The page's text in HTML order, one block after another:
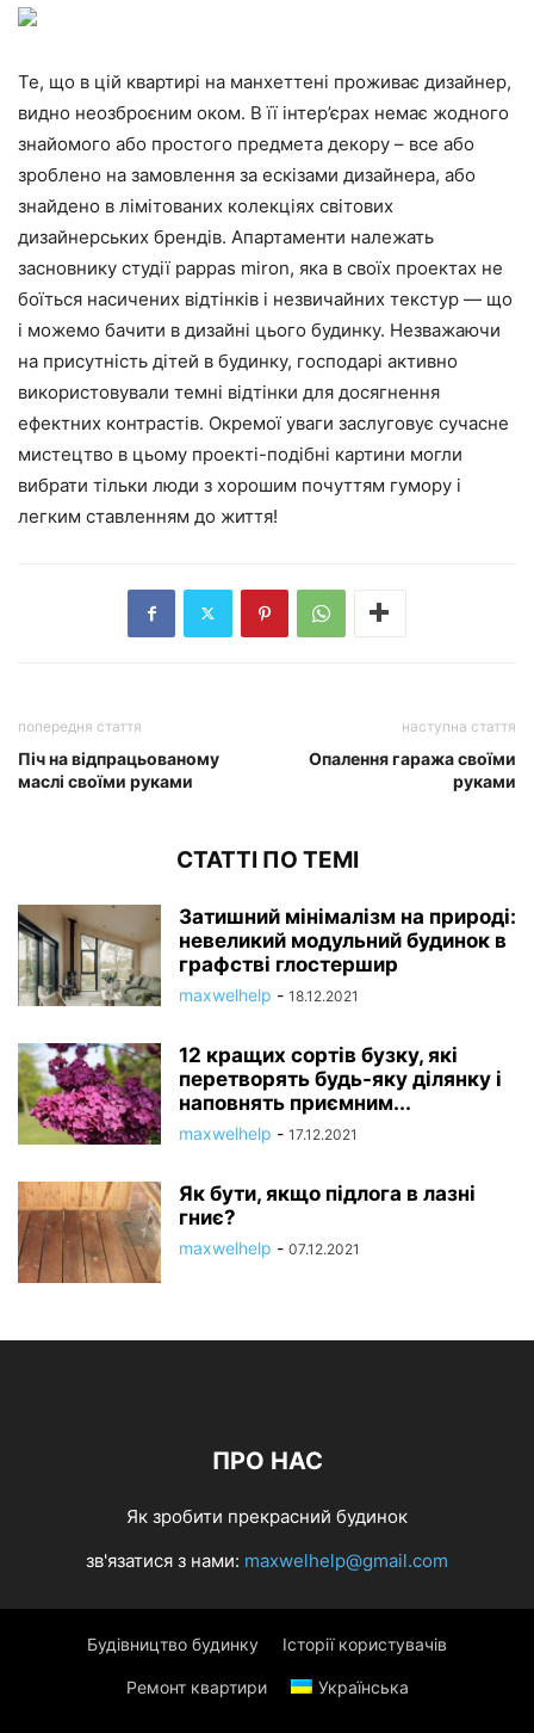
Те, що в цій квартирі на манхеттені проживає дизайнер,
видно неозброєним оком. В її інтер’єрах немає жодного
знайомого або простого предмета декору – все або
зроблено на замовлення за ескізами дизайнера, або
знайдено в лімітованих колекціях світових
дизайнерських брендів. Апартаменти належать
засновнику студії pappas miron, яка в своїх проектах не
боїться насичених відтінків і незвичайних текстур — що
і можемо бачити в дизайні цього будинку. Незважаючи
на присутність дітей в будинку, господарі активно
використовували темні відтінки для досягнення
ефектних контрастів. Окремої уваги заслуговує сучасне
мистецтво в цьому проекті-подібні картини могли
вибрати тільки люди з хорошим почуттям гумору і
легким ставленням до життя!
попередня стаття
Піч на відпрацьованому
маслі своїми руками
наступна стаття
Опалення гаража своїми
руками
СТАТТІ ПО ТЕМІ
Затишний мінімалізм на природі:
невеликий модульний будинок в
графстві глостершир
maxwelhelp - 18.12.2021
12 кращих сортів бузку, які
перетворять будь-яку ділянку і
наповнять приємним...
maxwelhelp - 17.12.2021
Як бути, якщо підлога в лазні
гниє?
maxwelhelp - 07.12.2021
ПРО НАС
Як зробити прекрасний будинок
зв'язатися з нами: maxwelhelp@gmail.com
Будівництво будинку Історії користувачів
Ремонт квартири Українська